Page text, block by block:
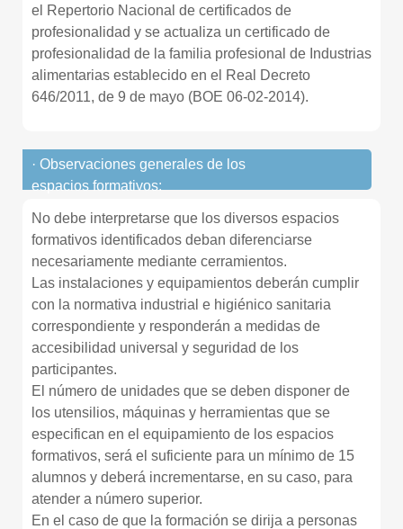
el Repertorio Nacional de certificados de
profesionalidad y se actualiza un certificado de
profesionalidad de la familia profesional de Industrias
alimentarias establecido en el Real Decreto
646/2011, de 9 de mayo (BOE 06-02-2014).
· Observaciones generales de los
espacios formativos:
No debe interpretarse que los diversos espacios
formativos identificados deban diferenciarse
necesariamente mediante cerramientos.
Las instalaciones y equipamientos deberán cumplir
con la normativa industrial e higiénico sanitaria
correspondiente y responderán a medidas de
accesibilidad universal y seguridad de los
participantes.
El número de unidades que se deben disponer de
los utensilios, máquinas y herramientas que se
especifican en el equipamiento de los espacios
formativos, será el suficiente para un mínimo de 15
alumnos y deberá incrementarse, en su caso, para
atender a número superior.
En el caso de que la formación se dirija a personas